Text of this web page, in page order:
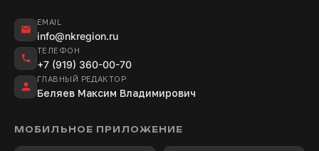
EMAIL
info@nkregion.ru
ТЕЛЕФОН
+7 (919) 360-00-70
ГЛАВНЫЙ РЕДАКТОР
Беляев Максим Владимирович
МОБИЛЬНОЕ ПРИЛОЖЕНИЕ